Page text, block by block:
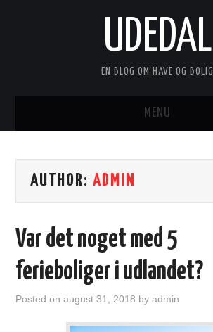
UDEDAL
EN BLOG OM HAVE OG BOLIG
MENU
ANNONCERING
AUTHOR:ADMIN
Var det noget med 5
ferieboliger i udlandet?
Posted onaugust 31, 2018 byadmin